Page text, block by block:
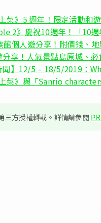
菜》5 週年！限定活動和
2》慶祝10週年！「10
館個人遊分享！附價錢、
享！人氣景點島原城、
聞】12/5 – 18/5/2019：
上菜》與「Sanrio
三方授權轉載。詳情請參閱